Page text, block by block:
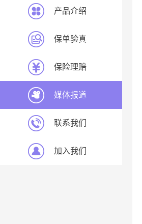
产品介绍
保单验真
保险理赔
媒体报道
联系我们
加入我们